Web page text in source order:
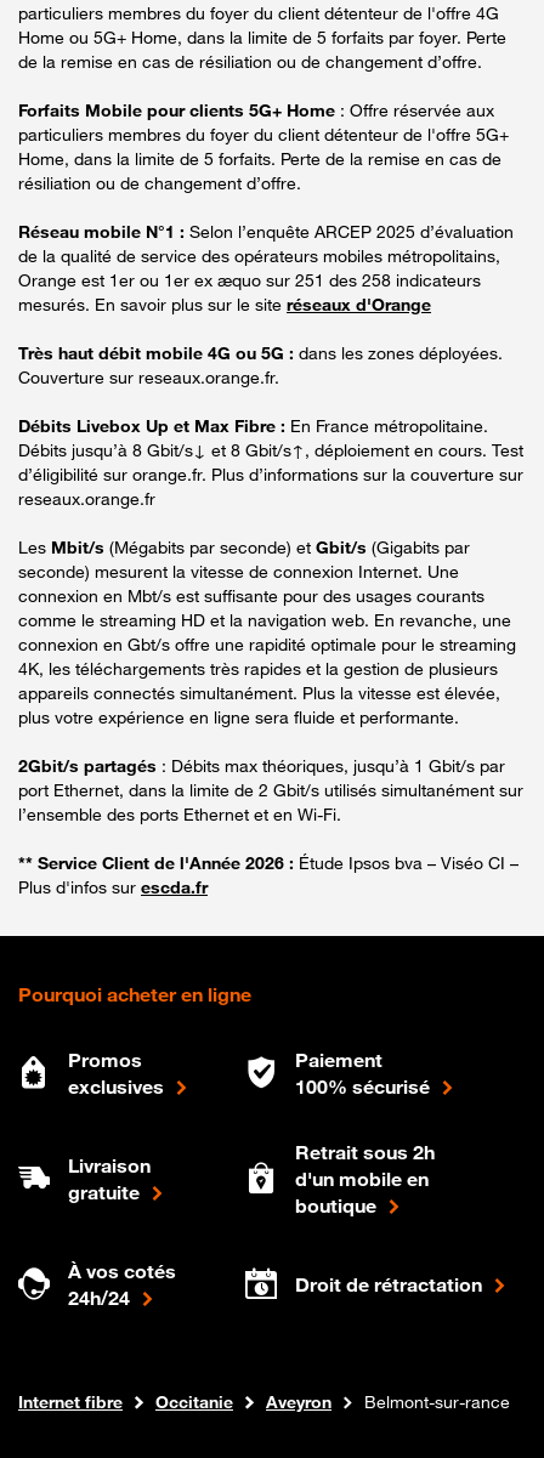
particuliers membres du foyer du client détenteur de l'offre 4G
Home ou 5G+ Home, dans la limite de 5 forfaits par foyer. Perte
de la remise en cas de résiliation ou de changement d’offre.
Forfaits Mobile pour clients 5G+ Home : Offre réservée aux
particuliers membres du foyer du client détenteur de l'offre 5G+
Home, dans la limite de 5 forfaits. Perte de la remise en cas de
résiliation ou de changement d’offre.
Réseau mobile N°1 : Selon l’enquête ARCEP 2025 d’évaluation
de la qualité de service des opérateurs mobiles métropolitains,
Orange est 1er ou 1er ex æquo sur 251 des 258 indicateurs
mesurés. En savoir plus sur le site réseaux d'Orange
Très haut débit mobile 4G ou 5G : dans les zones déployées.
Couverture sur reseaux.orange.fr.
Débits Livebox Up et Max Fibre : En France métropolitaine.
Débits jusqu’à 8 Gbit/s↓ et 8 Gbit/s↑, déploiement en cours. Test
d’éligibilité sur orange.fr. Plus d’informations sur la couverture sur
reseaux.orange.fr
Les Mbit/s (Mégabits par seconde) et Gbit/s (Gigabits par
seconde) mesurent la vitesse de connexion Internet. Une
connexion en Mbt/s est suffisante pour des usages courants
comme le streaming HD et la navigation web. En revanche, une
connexion en Gbt/s offre une rapidité optimale pour le streaming
4K, les téléchargements très rapides et la gestion de plusieurs
appareils connectés simultanément. Plus la vitesse est élevée,
plus votre expérience en ligne sera fluide et performante.
2Gbit/s partagés : Débits max théoriques, jusqu’à 1 Gbit/s par
port Ethernet, dans la limite de 2 Gbit/s utilisés simultanément sur
l’ensemble des ports Ethernet et en Wi-Fi.
** Service Client de l'Année 2026 : Étude Ipsos bva – Viséo CI –
Plus d'infos sur escda.fr
Pourquoi acheter en ligne
Promos
exclusives
Paiement
100% sécurisé
Livraison
gratuite
Retrait sous 2h
d'un mobile en
boutique
À vos cotés
24h/24
Droit de rétractation
Boutique Orange
Internet fibre Occitanie Aveyron Belmont-sur-rance